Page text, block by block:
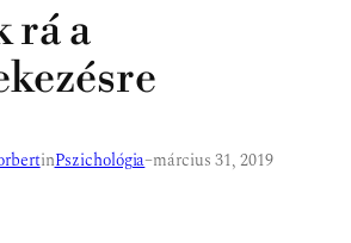
rá a
inPszichológia–március 31, 2019